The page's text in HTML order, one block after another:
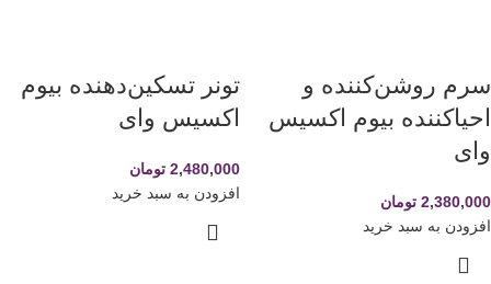
سرم روشن‌کننده و
احیاکننده بیوم اکسیس
وای
2,380,000 تومان
افزودن به سبد خرید
تونر تسکین‌دهنده بیوم
اکسیس وای
2,480,000 تومان
افزودن به سبد خرید